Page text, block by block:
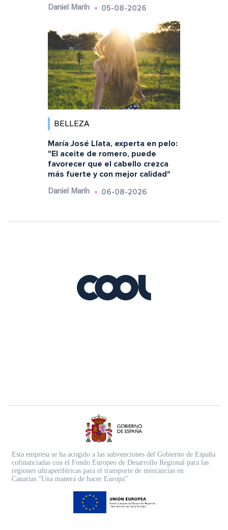
Daniel Marín 05-08-2026
BELLEZA
María José Llata, experta en pelo:
"El aceite de romero, puede
favorecer que el cabello crezca
más fuerte y con mejor calidad"
Daniel Marín 06-08-2026
Esta empresa se ha acogido a las subvenciones del Gobierno de España
cofinanciadas con el Fondo Europeo de Desarrollo Regional para las
regiones ultraperiféricas para el transporte de mercancías en
Canarias.”Una manera de hacer Europa”